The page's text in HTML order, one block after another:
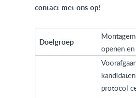
contact met ons op!
Doelgroep
openen
protocol